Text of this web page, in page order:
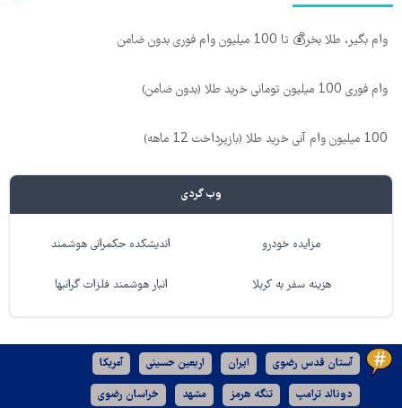
وام بگیر، طلا بخر💰 تا 100 میلیون وام فوری بدون ضامن
وام فوری 100 میلیون تومانی خرید طلا (بدون ضامن)
100 میلیون وام آنی خرید طلا (بازپرداخت 12 ماهه)
وب گردی
مزایده خودرو اندیشکده حکمرانی هوشمند
هزینه سفر به کربلا انبار هوشمند فلزات گرانبها
آستان قدس رضوی ایران اربعین حسینی آمریکا
دونالد ترامپ تنگه هرمز مشهد خراسان رضوی